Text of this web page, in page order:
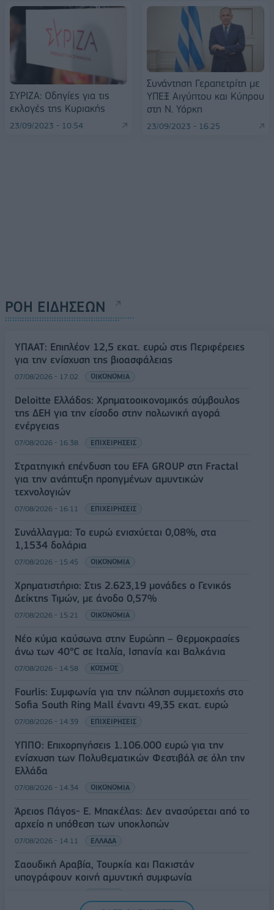
ΣΥΡΙΖΑ: Οδηγίες για τις
εκλογές της Κυριακής
23/09/2023 - 10:54
Συνάντηση Γεραπετρίτη με
ΥΠΕΞ Αιγύπτου και Κύπρου
στη Ν. Υόρκη
23/09/2023 - 16:25
ΡΟΗ ΕΙΔΗΣΕΩΝ
ΥΠΑΑΤ: Επιπλέον 12,5 εκατ. ευρώ στις Περιφέρειες
για την ενίσχυση της βιοασφάλειας
07/08/2026 - 17:02 ΟΙΚΟΝΟΜΙΑ
Deloitte Ελλάδος: Χρηματοοικονομικός σύμβουλος
της ΔΕΗ για την είσοδο στην πολωνική αγορά
ενέργειας
07/08/2026 - 16:38 ΕΠΙΧΕΙΡΗΣΕΙΣ
Στρατηγική επένδυση του EFA GROUP στη Fractal
για την ανάπτυξη προηγμένων αμυντικών
τεχνολογιών
07/08/2026 - 16:11 ΕΠΙΧΕΙΡΗΣΕΙΣ
Συνάλλαγμα: Το ευρώ ενισχύεται 0,08%, στα
1,1534 δολάρια
07/08/2026 - 15:45 ΟΙΚΟΝΟΜΙΑ
Χρηματιστήριο: Στις 2.623,19 μονάδες ο Γενικός
Δείκτης Τιμών, με άνοδο 0,57%
07/08/2026 - 15:21 ΟΙΚΟΝΟΜΙΑ
Νέο κύμα καύσωνα στην Ευρώπη – Θερμοκρασίες
άνω των 40°C σε Ιταλία, Ισπανία και Βαλκάνια
07/08/2026 - 14:58 ΚΟΣΜΟΣ
Fourlis: Συμφωνία για την πώληση συμμετοχής στο
Sofia South Ring Mall έναντι 49,35 εκατ. ευρώ
07/08/2026 - 14:39 ΕΠΙΧΕΙΡΗΣΕΙΣ
ΥΠΠΟ: Επιχορηγήσεις 1.106.000 ευρώ για την
ενίσχυση των Πολυθεματικών Φεστιβάλ σε όλη την
Ελλάδα
07/08/2026 - 14:34 ΟΙΚΟΝΟΜΙΑ
Άρειος Πάγος- Ε. Μπακέλας: Δεν ανασύρεται από το
αρχείο η υπόθεση των υποκλοπών
07/08/2026 - 14:11 ΕΛΛΑΔΑ
Σαουδική Αραβία, Τουρκία και Πακιστάν
υπογράφουν κοινή αμυντική συμφωνία